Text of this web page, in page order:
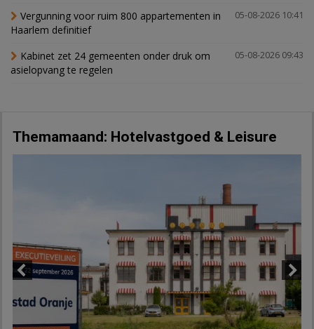
05-08-2026 10:41
Vergunning voor ruim 800 appartementen in
Haarlem definitief
05-08-2026 09:43
Kabinet zet 24 gemeenten onder druk om
asielopvang te regelen
Themamaand: Hotelvastgoed & Leisure
Next